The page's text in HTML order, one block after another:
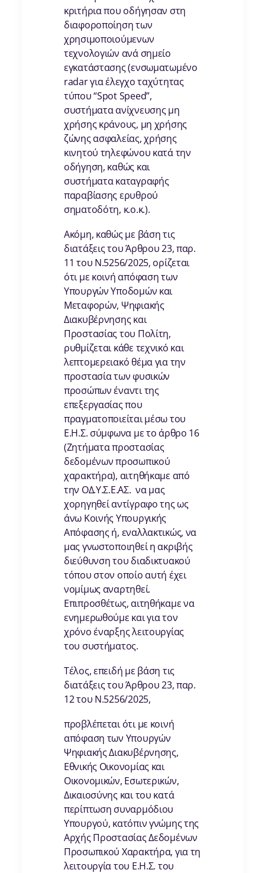
κριτήρια που οδήγησαν στη
διαφοροποίηση των
χρησιμοποιούμενων
τεχνολογιών ανά σημείο
εγκατάστασης (ενσωματωμένο
radar για έλεγχο ταχύτητας
τύπου “Spot Speed”,
συστήματα ανίχνευσης μη
χρήσης κράνους, μη χρήσης
ζώνης ασφαλείας, χρήσης
κινητού τηλεφώνου κατά την
οδήγηση, καθώς και
συστήματα καταγραφής
παραβίασης ερυθρού
σηματοδότη, κ.ο.κ.).
Ακόμη, καθώς με βάση τις
διατάξεις του Άρθρου 23, παρ.
11 του Ν.5256/2025, ορίζεται
ότι με κοινή απόφαση των
Υπουργών Υποδομών και
Μεταφορών, Ψηφιακής
Διακυβέρνησης και
Προστασίας του Πολίτη,
ρυθμίζεται κάθε τεχνικό και
λεπτομερειακό θέμα για την
προστασία των φυσικών
προσώπων έναντι της
επεξεργασίας που
πραγματοποιείται μέσω του
Ε.Η.Σ. σύμφωνα με το άρθρο 16
(Ζητήματα προστασίας
δεδομένων προσωπικού
χαρακτήρα), αιτηθήκαμε από
την ΟΔ.Υ.Σ.Ε.ΑΣ. να μας
χορηγηθεί αντίγραφο της ως
άνω Κοινής Υπουργικής
Απόφασης ή, εναλλακτικώς, να
μας γνωστοποιηθεί η ακριβής
διεύθυνση του διαδικτυακού
τόπου στον οποίο αυτή έχει
νομίμως αναρτηθεί.
Επιπροσθέτως, αιτηθήκαμε να
ενημερωθούμε και για τον
χρόνο έναρξης λειτουργίας
του συστήματος.
Τέλος, επειδή με βάση τις
διατάξεις του Άρθρου 23, παρ.
12 του Ν.5256/2025,
προβλέπεται ότι με κοινή
απόφαση των Υπουργών
Ψηφιακής Διακυβέρνησης,
Εθνικής Οικονομίας και
Οικονομικών, Εσωτερικών,
Δικαιοσύνης και του κατά
περίπτωση συναρμόδιου
Υπουργού, κατόπιν γνώμης της
Αρχής Προστασίας Δεδομένων
Προσωπικού Χαρακτήρα, για τη
λειτουργία του Ε.Η.Σ. του